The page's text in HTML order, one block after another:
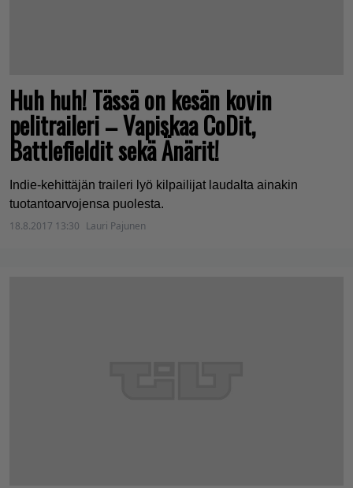
Huh huh! Tässä on kesän kovin
pelitraileri – Vapiskaa CoDit,
Battlefieldit sekä Änärit!
Indie-kehittäjän traileri lyö kilpailijat laudalta ainakin
tuotantoarvojensa puolesta.
18.8.2017 13:30 Lauri Pajunen